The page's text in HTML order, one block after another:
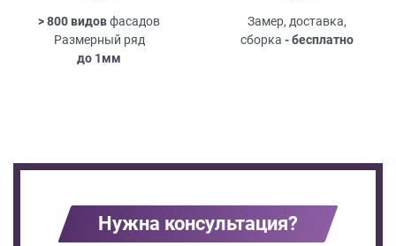
> 800 видовфасадов
Размерный ряд
до 1мм
Замер, доставка,
сборка - бесплатно
Нужна консультация?